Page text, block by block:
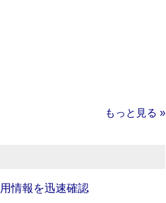
もっと見る »
情報を迅速確認